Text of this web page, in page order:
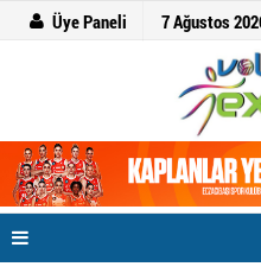
Üye Paneli 7 Ağustos